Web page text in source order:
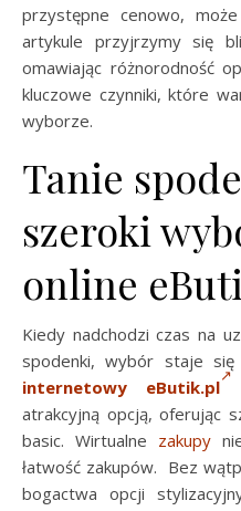
przystępne cenowo,
artykule przyjrzymy się
omawiając różnorodność
kluczowe czynniki, które
wyborze.
Tanie
szeroki
online
Kiedy nadchodzi czas na
spodenki, wybór staje się
internetowy eButik.pl
atrakcyjną opcją, oferując
basic. Wirtualne zakupy
łatwość zakupów. Bez
bogactwa opcji